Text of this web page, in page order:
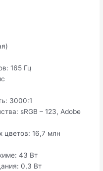
165 Гц
3000:1
sRGB – 123, Adobe
цветов: 16,7 млн
43 Вт
0,3 Вт